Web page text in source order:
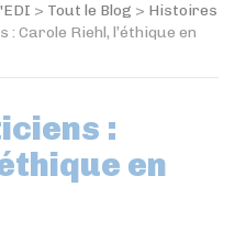
> Tout le Blog > Histoires
Carole Riehl, l’éthique en
:
en